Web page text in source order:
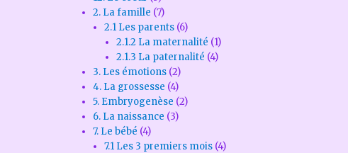
2. La famille (7)
2.1 Les parents (6)
2.1.2 La maternalité (1)
2.1.3 La paternalité (4)
3. Les émotions (2)
4. La grossesse (4)
5. Embryogenèse (2)
6. La naissance (3)
7. Le bébé (4)
7.1 Les 3 premiers mois (4)